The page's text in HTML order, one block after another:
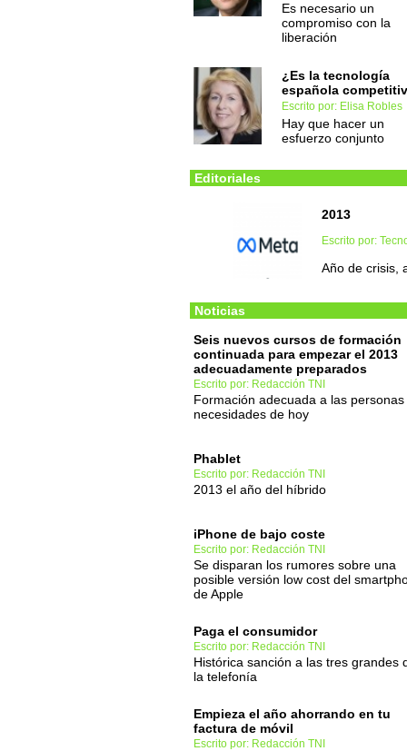
Es necesario un
compromiso con la
liberación
¿Es la tecnología
española
Escrito por: Elisa Robles
Hay que hacer un
esfuerzo conjunto
Editoriales
2013
Escrito por:
Año de crisis,
Noticias
Seis nuevos cursos de formación
continuada para empezar el 2013
adecuadamente preparados
Escrito por: Redacción TNI
Formación adecuada a las personas
necesidades de hoy
Phablet
Escrito por: Redacción TNI
2013 el año del híbrido
iPhone de bajo coste
Escrito por: Redacción TNI
Se disparan los rumores sobre una
posible versión low cost del
de Apple
Paga el consumidor
Escrito por: Redacción TNI
Histórica sanción a las tres grandes
la telefonía
Empieza el año ahorrando en tu
factura de móvil
Escrito por: Redacción TNI